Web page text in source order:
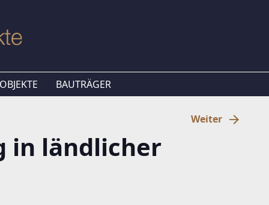
BAUTRÄGER
Weiter
in ländlicher